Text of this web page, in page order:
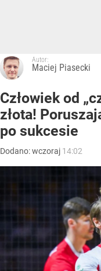
Autor:
Maciej Piasecki
Człowiek od
złota!
po sukcesie
Dodano:wczoraj 14:02